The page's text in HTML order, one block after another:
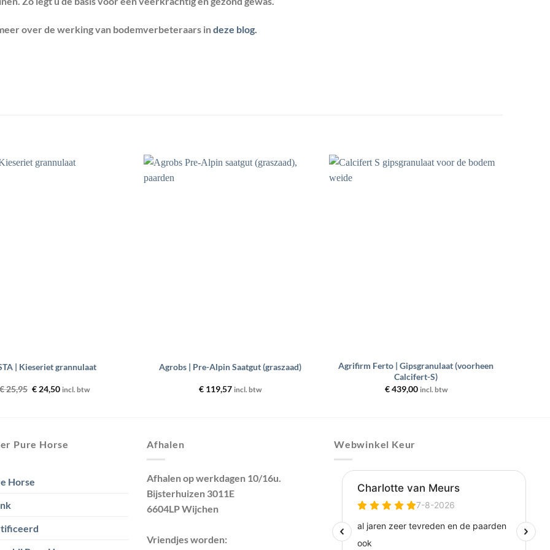
over de werking van bodemverbeteraars indeze blog.
| Kieseriet grannulaat
€25,95 Oorspronkelijke
prijs
€ 24,50Huidige
incl. btw
Agrobs | Pre-Alpin Saatgut (graszaad)
€ 119,57 incl. btw
Agrifirm Ferto | Gipsgranulaat (voorheen
Calcifert-S)
€439,00 incl. btw
Pure Horse
Horse
Afhalen
Afhalen op werkdagen 10/16u.
Bijsterhuizen 3011E
6604LP Wijchen
Vriendjes worden:
Webwinkel Keur